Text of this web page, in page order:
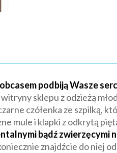
podbiją Wasze
sklepu z odzieżą
czółenka ze szpilką,
mule i klapki z odkrytą
bądź zwierzęcymi
znajdźcie do niej